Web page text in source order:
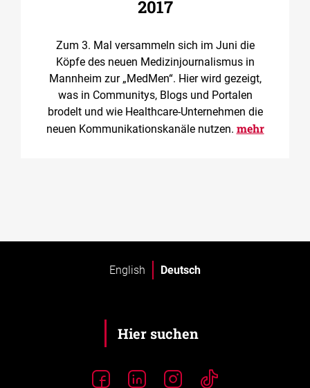
2017
Zum 3. Mal versammeln sich im Juni die
Köpfe des neuen Medizinjournalismus in
Mannheim zur „MedMen“. Hier wird gezeigt,
was in Communitys, Blogs und Portalen
brodelt und wie Healthcare-Unternehmen die
neuen Kommunikationskanäle nutzen. mehr
English Deutsch